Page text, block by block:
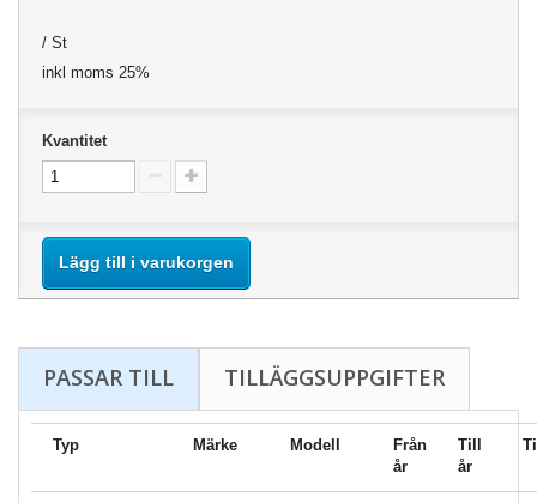
/ St
inkl moms 25%
Kvantitet
Lägg till i varukorgen
PASSAR TILL TILLÄGGSUPPGIFTER
Typ Märke Modell
Från
år
Till
år